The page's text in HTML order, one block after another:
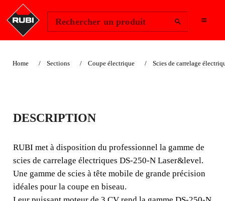
Rechercher un produit
Home Sections Coupe électrique Scies de carrelage
COUPEUSES
ÉLECTRIQUES DS-
250-N 1500
LASER&LEVEL
MACHINE DE GRANDE
DESCRIPTION
RUBI met à disposition du professionnel la gamme de
scies de carrelage électriques DS-250-N Laser&level.
Une gamme de scies à tête mobile de grande précision
idéales pour la coupe en biseau.